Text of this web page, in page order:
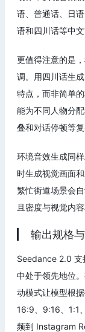
语、普通话、日
语和四川话等中文
更值得注意的是
调。用四川话生
特点，而非简单
能为不同人物分
叠和对话停顿等复
环境音效生成同
时生成视觉画面
繁忙街道场景会
且密度与视觉内容
输出规格
Seedance 2.0 支
中处于领先地位
动模式让模型根
16:9、9:16、1:1
频到 Instagram